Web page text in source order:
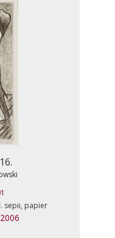
sepii, papier